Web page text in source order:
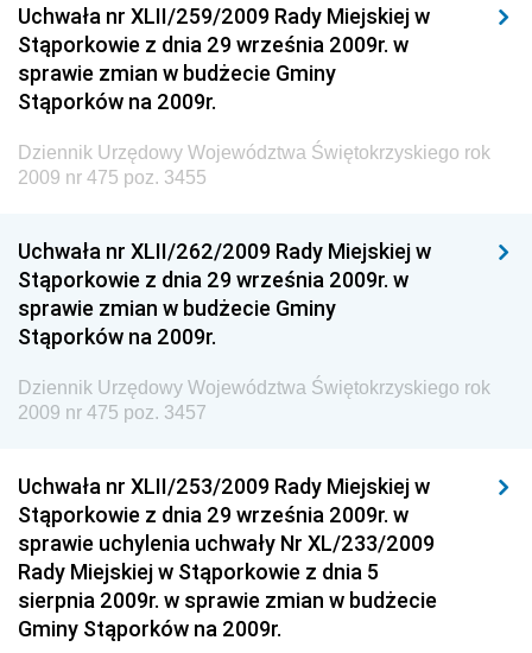
Dziennik Urzędowy Ministerstwa Kultury, Dziedzictwa
Narodowego i Sportu
Dziennik Urzędowy Ministra Finansów, Funduszy i
Dziennik Urzędowy Ministra Rozwoju, Pracy i
Dziennik Urzędowy Ministra Kultury, Dziedzictwa
Narodowego i Sportu
Dziennik Urzędowy Ministra Rodziny i Polityki
Społecznej
Dziennik Urzędowy Komendy Głównej Straży
Granicznej
Drogowego
Dziennik Urzędowy Narodowego Banku Polskiego
Dziennik Urzędowy Komendy Głównej Policji
Dziennik Urzędowy Ministra Pracy i Polityki
Społecznej
Uchwała nr XLII/259/2009 Rady Miejskiej w
Stąporkowie z dnia 29 września 2009r. w
sprawie zmian w budżecie Gminy
Stąporków na 2009r.
Dziennik Urzędowy Województwa Świętokrzyskiego rok
2009 nr 475 poz. 3455
Uchwała nr XLII/262/2009 Rady Miejskiej w
Stąporkowie z dnia 29 września 2009r. w
sprawie zmian w budżecie Gminy
Stąporków na 2009r.
Dziennik Urzędowy Województwa Świętokrzyskiego rok
2009 nr 475 poz. 3457
Uchwała nr XLII/253/2009 Rady Miejskiej w
Stąporkowie z dnia 29 września 2009r. w
sprawie uchylenia uchwały Nr XL/233/2009
Rady Miejskiej w Stąporkowie z dnia 5
sierpnia 2009r. w sprawie zmian w budżecie
Gminy Stąporków na 2009r.